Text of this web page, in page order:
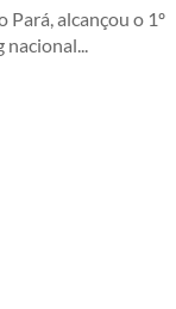
Pará, alcançou o 1º
nacional...